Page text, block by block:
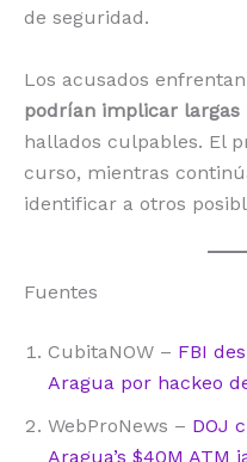
de seguridad.
Los acusados enfrentan
podrían implicar largas
hallados culpables. El
curso, mientras
identificar a otros
Fuentes
CubitaNOW – FBI
Aragua por hackeo
WebProNews – DOJ
Aragua’s $40M ATM